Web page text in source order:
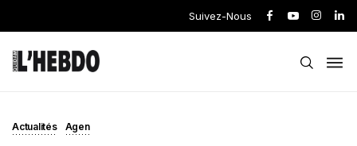
Suivez-Nous
Actualités Agen